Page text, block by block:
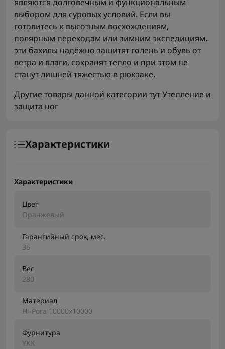
выбором для суровых условий. Если вы
готовитесь к высотным восхождениям,
полярным переходам или зимним экспедициям,
эти бахилы надёжно защитят голень и обувь от
ветра и влаги, сохранят тепло и при этом не
станут лишней тяжестью в рюкзаке.
Другие товары данной категории тутУтепление и
защита ног
Характеристики
Характеристики
Цвет
Оранжевый
Гарантийный срок, мес.
36
Вес
280
Материал
Hi-Pora 10000x10000
Фурнитура
YKK